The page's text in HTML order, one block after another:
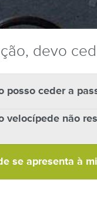
devo
posso ceder a
velocípede não
se apresenta à